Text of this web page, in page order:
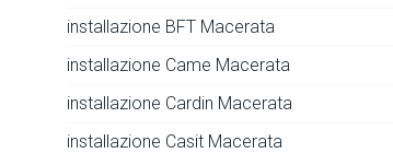
installazione BFT Macerata
installazione Came Macerata
installazione Cardin Macerata
installazione Casit Macerata